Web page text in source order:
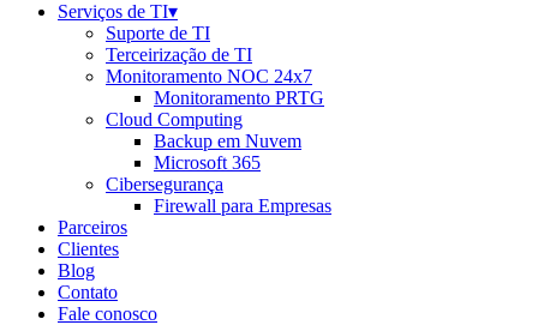
Serviços de TI▾
Suporte de TI
Terceirização de TI
Monitoramento NOC 24x7
Monitoramento PRTG
Cloud Computing
Backup em Nuvem
Microsoft 365
Cibersegurança
Firewall para Empresas
Parceiros
Clientes
Blog
Contato
Fale conosco